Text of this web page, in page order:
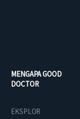
MENGAPA GOOD
DOCTOR
EKSPLOR